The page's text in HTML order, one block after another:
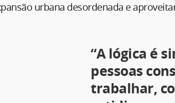
urbana desordenada e
“A lógica é
pessoas
trabalhar,